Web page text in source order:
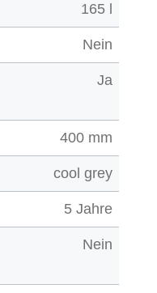
165 l
Nein
Ja
400 mm
cool grey
5 Jahre
Nein